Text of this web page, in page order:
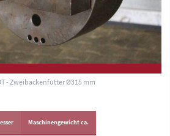
- Zweibackenfutter Ø315 mm
Maschinengewicht ca.